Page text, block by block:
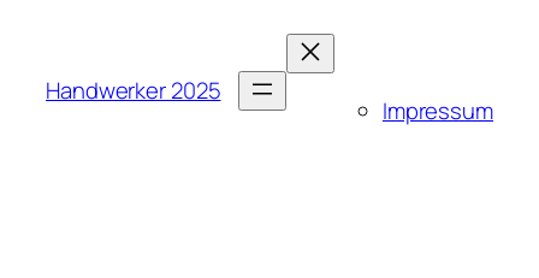
springen
Handwerker 2025
Impressum